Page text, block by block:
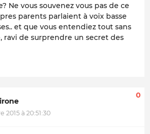
Ne vous souvenez vous pas de ce
parents parlaient à voix basse
et que vous entendiez tout sans
de surprendre un secret des
2015 à 20:51:30
0